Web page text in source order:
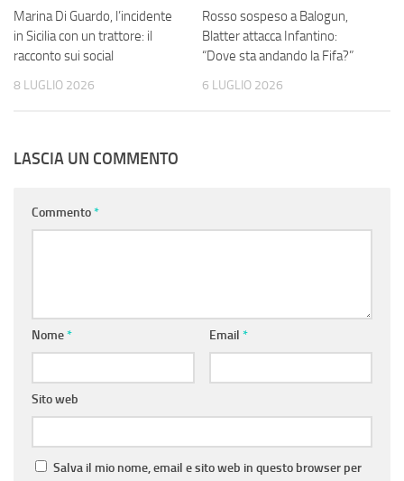
Marina Di Guardo, l’incidente
in Sicilia con un trattore: il
racconto sui social
8 LUGLIO 2026
Rosso sospeso a Balogun,
Blatter attacca Infantino:
“Dove sta andando la Fifa?”
6 LUGLIO 2026
LASCIA UN COMMENTO
Commento*
Nome* Email *
Sito web
Salva il mio nome, email e sito web in questo browser per